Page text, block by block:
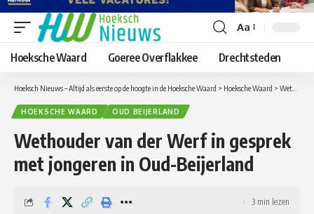
Lettergrootte
aanpassen
Aa
Hoeksche Waard Goeree Overflakkee Drechtsteden
Hoeksch Nieuws – Altijd als eerste op de hoogte in de Hoeksche Waard > Hoeksche Waard > Wethouder van der Werf in gesprek met jongeren in Oud-Beijerland
HOEKSCHE WAARD OUD BEIJERLAND
Wethouder van der Werf in gesprek
met jongeren in Oud-Beijerland
3 min lezen